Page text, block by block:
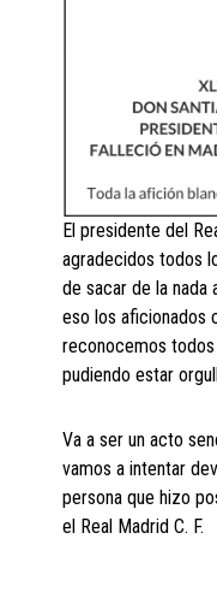
El presidente del
agradecidos todos
de sacar de la nada
eso los aficionados
reconocemos
pudiendo estar
Va a ser un acto
vamos a intentar
persona que hizo
el Real Madrid C. F.